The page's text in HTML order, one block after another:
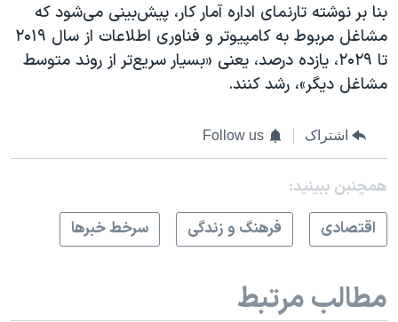
بنا بر نوشته تارنمای اداره آمار کار، پیش‌بینی می‌شود که
مشاغل مربوط به کامپیوتر و فناوری اطلاعات از سال ۲۰۱۹
تا ۲۰۲۹، یازده درصد، یعنی «بسیار سریع‌تر از روند متوسط
مشاغل دیگر»، رشد کنند.
اشتراک Follow us
همچنبن ببینید:
اقتصادی
فرهنگ و زندگی سرخط خبرها
مطالب مرتبط